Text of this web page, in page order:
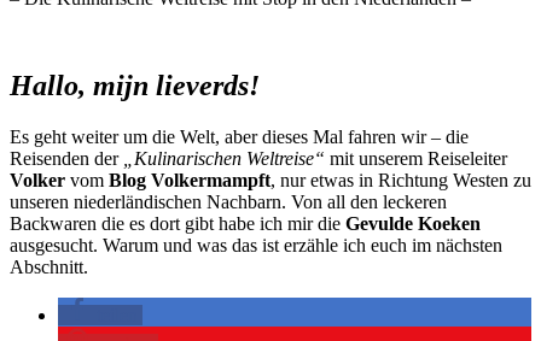
Hallo, mijn lieverds!
Es geht weiter um die Welt, aber dieses Mal fahren wir – die
Reisenden der
„Kulinarischen Weltreise“ mit unserem Reiseleiter
Volker vom Blog Volkermampft, nur etwas in Richtung Westen zu
unseren niederländischen Nachbarn. Von all den leckeren
Backwaren die es dort gibt habe ich mir die Gevulde Koeken
ausgesucht. Warum und was das ist erzähle ich euch im nächsten
Abschnitt.